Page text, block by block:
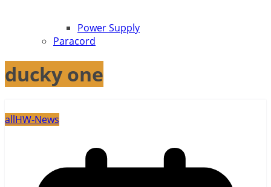
Power Supply
Paracord
ducky one
allHW-News